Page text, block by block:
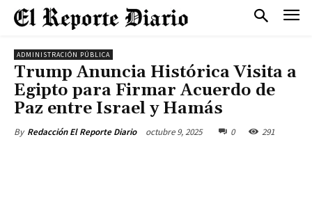
ADMINISTRACIÓN PÚBLICA
Trump Anuncia Histórica Visita a
Egipto para Firmar Acuerdo de
Paz entre Israel y Hamás
By Redacción El Reporte Diario octubre 9, 2025 0 291